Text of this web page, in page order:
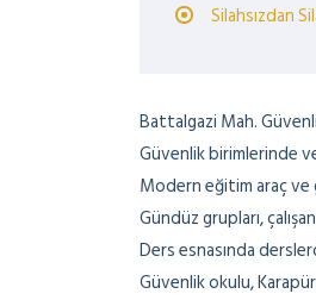
Silahsızdan
Battalgazi Mah.
Güvenlik birimlerinde
Modern eğitim araç ve
Gündüz grupları,
Ders esnasında
Güvenlik okulu,